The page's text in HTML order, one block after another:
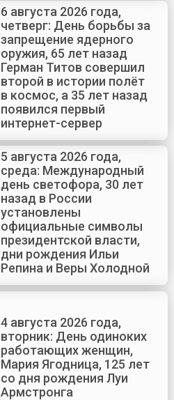
6 августа 2026 года,
четверг: День борьбы за
запрещение ядерного
оружия, 65 лет назад
Герман Титов совершил
второй в истории полёт
в космос, а 35 лет назад
появился первый
интернет-сервер
5 августа 2026 года,
среда: Международный
день светофора, 30 лет
назад в России
установлены
официальные символы
президентской власти,
дни рождения Ильи
Репина и Веры Холодной
4 августа 2026 года,
вторник: День одиноких
работающих женщин,
Мария Ягодница, 125 лет
со дня рождения Луи
Армстронга